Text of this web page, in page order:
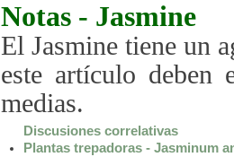
Notas - Jasmine
El Jasmine tiene un
este artículo deben
medias.
Discusiones correlativas
Plantas trepadoras - Jasminum